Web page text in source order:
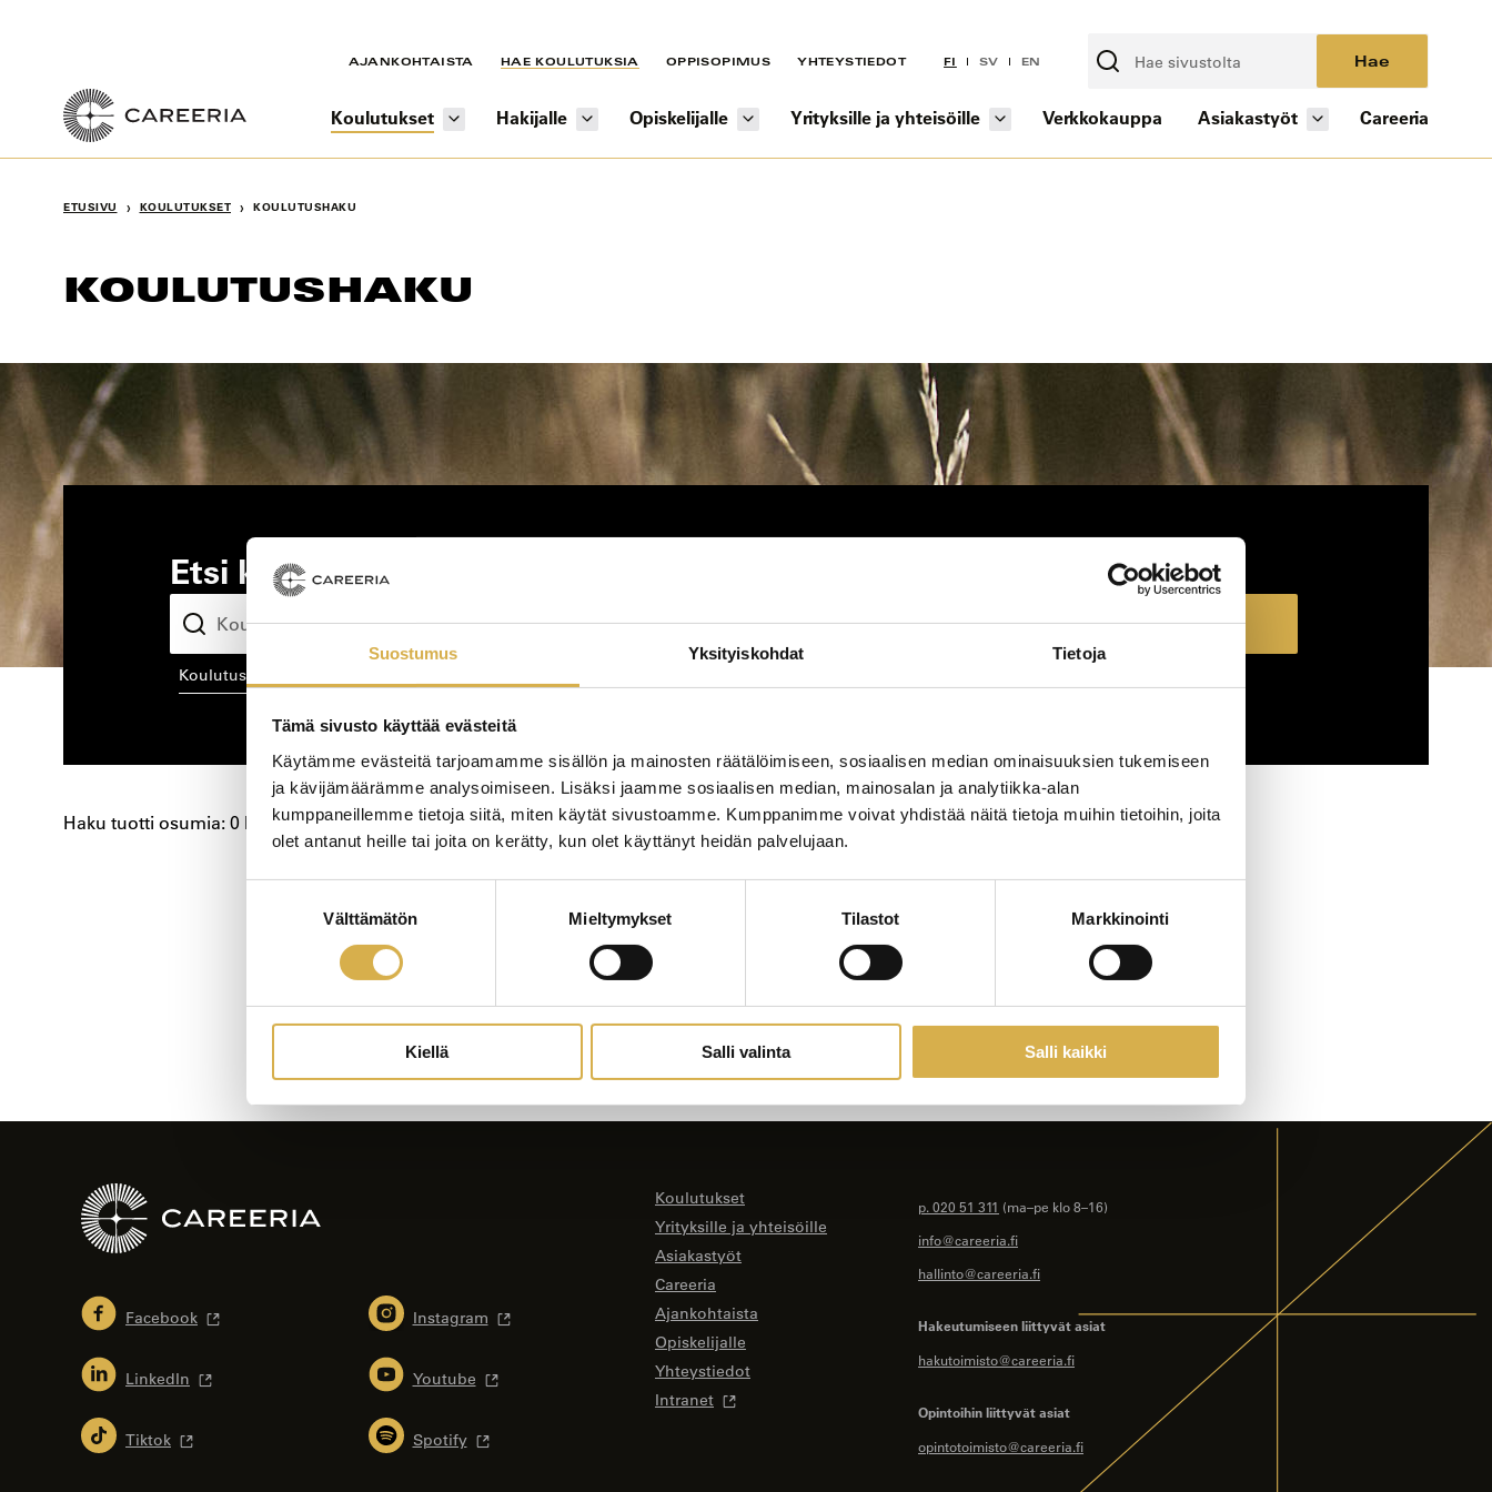
Suostumus Yksityiskohdat Tietoja
Tämä sivusto käyttää evästeitä
Käytämme evästeitä tarjoamamme sisällön ja mainosten räätälöimiseen, sosiaalisen median ominaisuuksien tukemiseen
ja kävijämäärämme analysoimiseen. Lisäksi jaamme sosiaalisen median, mainosalan ja analytiikka-alan
kumppaneillemme tietoja siitä, miten käytät sivustoamme. Kumppanimme voivat yhdistää näitä tietoja muihin tietoihin, joita
olet antanut heille tai joita on kerätty, kun olet käyttänyt heidän palvelujaan.
Välttämätön Mieltymykset Tilastot Markkinointi
Kiellä Salli valinta Salli kaikki
AJANKOHTAISTA HAE KOULUTUKSIA OPPISOPIMUS YHTEYSTIEDOT FI SV EN Hae
Koulutukset Hakijalle Opiskelijalle Yrityksille ja yhteisöille Verkkokauppa Asiakastyöt Careeria
ETUSIVU › KOULUTUKSET › KOULUTUSHAKU
KOULUTUSHAKU
Etsi kiinnostava koulutus
koulutusala koulutuspaikka
Näytä koulutukset
Haku tuotti osumia: 0 kpl
Facebook Instagram
LinkedIn Youtube
Tiktok Spotify
Koulutukset
Yrityksille ja yhteisöille
Asiakastyöt
Careeria
Ajankohtaista
Opiskelijalle
Yhteystiedot
Intranet
p. 020 51 311 (ma–pe klo 8–16)
info@careeria.fi
hallinto@careeria.fi
Hakeutumiseen liittyvät asiat
hakutoimisto@careeria.fi
Opintoihin liittyvät asiat
opintotoimisto@careeria.fi